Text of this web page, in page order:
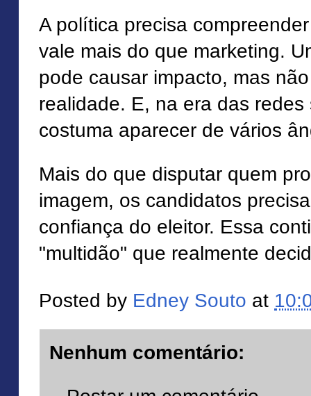
A política precisa
vale mais do que marketing.
pode causar impacto, mas
realidade. E, na era das
costuma aparecer de vários
Mais do que disputar quem
imagem, os candidatos
confiança do eleitor. Essa
"multidão" que realmente
Posted by Edney Souto at
Nenhum comentário: